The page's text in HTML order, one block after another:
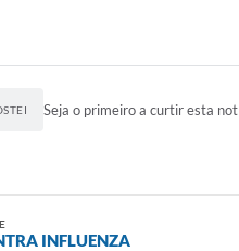
Seja o primeiro a curtir esta
INFLUENZA